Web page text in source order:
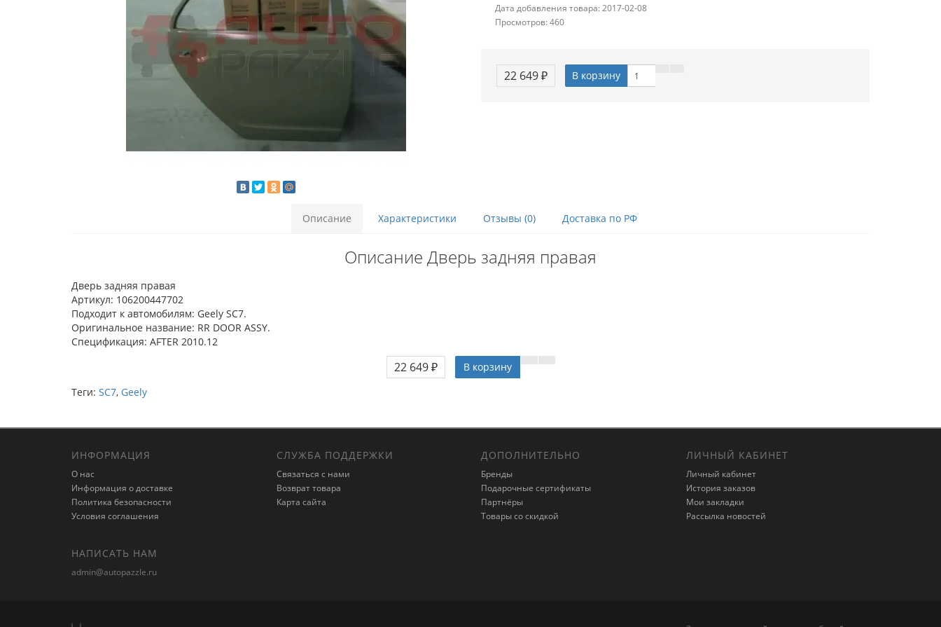
Дата добавления товара: 2017-02-08
Просмотров: 460
22 649 ₽ В корзину
Описание Характеристики Отзывы (0) Доставка по РФ
Описание Дверь задняя правая
Дверь задняя правая
Артикул: 106200447702
Подходит к автомобилям: Geely SC7.
Оригинальное название: RR DOOR ASSY.
Спецификация: AFTER 2010.12
22 649 ₽
В корзину
Теги: SC7, Geely
ИНФОРМАЦИЯ
О нас
Информация о доставке
Политика безопасности
Условия соглашения
СЛУЖБА ПОДДЕРЖКИ
Связаться с нами
Возврат товара
Карта сайта
ДОПОЛНИТЕЛЬНО
Бренды
Подарочные сертификаты
Партнёры
Товары со скидкой
ЛИЧНЫЙ КАБИНЕТ
Личный кабинет
История заказов
Мои закладки
Рассылка новостей
НАПИСАТЬ НАМ
admin@autopazzle.ru